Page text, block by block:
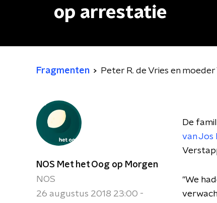
op arrestatie
Fragmenten Peter R. de Vries en
NOS Met het Oog op Morgen
NOS
26 augustus 2018 23:00 -
De
van Jos
"We